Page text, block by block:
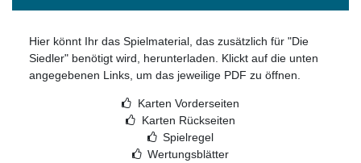
Hier könnt Ihr das Spielmaterial, das zusätzlich für "Die
Siedler" benötigt wird, herunterladen. Klickt auf die unten
angegebenen Links, um das jeweilige PDF zu öffnen.
Karten Vorderseiten
Karten Rückseiten
Spielregel
Wertungsblätter